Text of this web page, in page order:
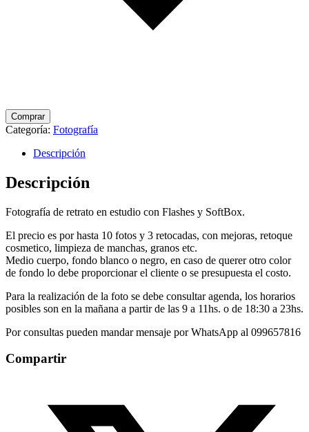
Comprar
Categoría: Fotografía
Descripción
Descripción
Fotografía de retrato en estudio con Flashes y SoftBox.
El precio es por hasta 10 fotos y 3 retocadas, con mejoras, retoque
cosmetico, limpieza de manchas, granos etc.
Medio cuerpo, fondo blanco o negro, en caso de querer otro color
de fondo lo debe proporcionar el cliente o se presupuesta el costo.
Para la realización de la foto se debe consultar agenda, los horarios
posibles son en la mañana a partir de las 9 a 11hs. o de 18:30 a 23hs.
Por consultas pueden mandar mensaje por WhatsApp al 099657816
Compartir